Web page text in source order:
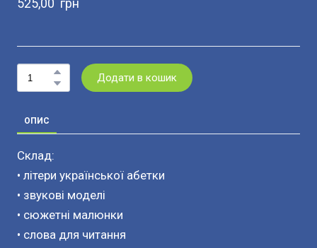
525,00  грн
Додати в кошик
ОПИС
Склад:
• літери української абетки
• звукові моделі
• сюжетні малюнки
• слова для читання